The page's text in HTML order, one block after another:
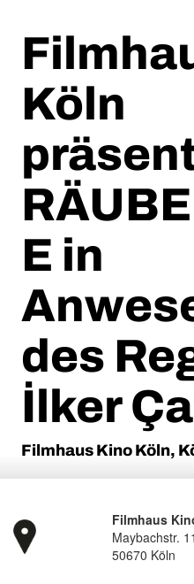
Köln
E in
des
İlker
Filmhaus Kino Köln,
Filmhaus
Maybachstr.
50670 Köln